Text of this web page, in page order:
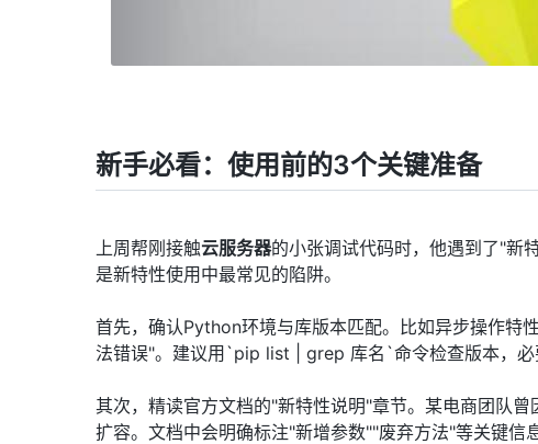
新手必看：使用前的3个关键准备
上周帮刚接触云服务器的小张调试代码时，他遇到了"
是新特性使用中最常见的陷阱。
首先，确认Python环境与库版本匹配。比如异步操作
法错误"。建议用`pip list | grep 库名`命令检查版本，
其次，精读官方文档的"新特性说明"章节。某电商团队
扩容。文档中会明确标注"新增参数""废弃方法"等关键信